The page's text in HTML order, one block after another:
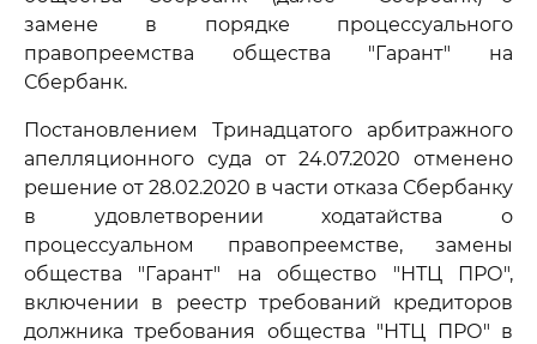
замене в порядке процессуального
правопреемства общества "Гарант" на
Сбербанк.
Постановлением Тринадцатого арбитражного
апелляционного суда от 24.07.2020 отменено
решение от 28.02.2020 в части отказа Сбербанку
в удовлетворении ходатайства о
процессуальном правопреемстве, замены
общества "Гарант" на общество "НТЦ ПРО",
включении в реестр требований кредиторов
должника требования общества "НТЦ ПРО" в